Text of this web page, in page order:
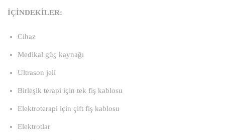
İÇİNDEKİLER:
Cihaz
Medikal güç kaynağı
Ultrason jeli
Birleşik terapi için tek fiş kablosu
Elektroterapi için çift fiş kablosu
Elektrotlar